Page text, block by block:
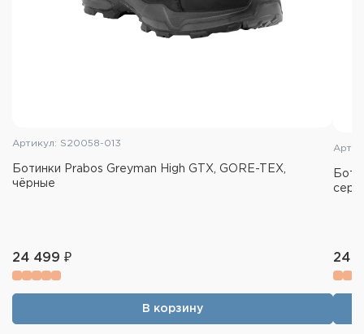
Артикул: S20058-013
Ботинки Prabos Greyman High GTX, GORE-TEX,
чёрные
24 499 ₽
В корзину
24